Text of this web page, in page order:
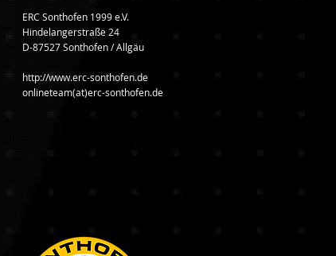
ERC Sonthofen 1999 e.V.
Hindelangerstraße 24
D-87527 Sonthofen / Allgäu
http://www.erc-sonthofen.de
onlineteam(at)erc-sonthofen.de